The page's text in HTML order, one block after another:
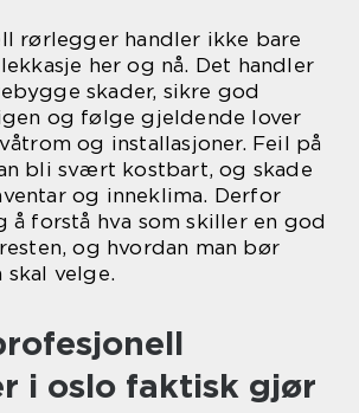
rørlegger handler ikke bare
her og nå. Det handler
skader, sikre god
og følge gjeldende lover
og installasjoner. Feil på
bli svært kostbart, og skade
og inneklima. Derfor
å forstå hva som skiller en god
og hvordan man bør
skal velge.
i oslo faktisk gjør